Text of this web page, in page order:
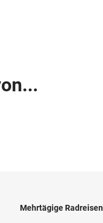
Mehrtägige Radreisen